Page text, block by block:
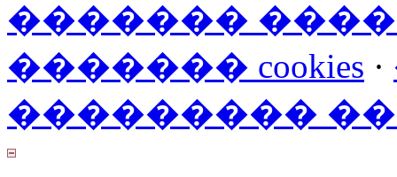
�������
������� cookies ·
���������